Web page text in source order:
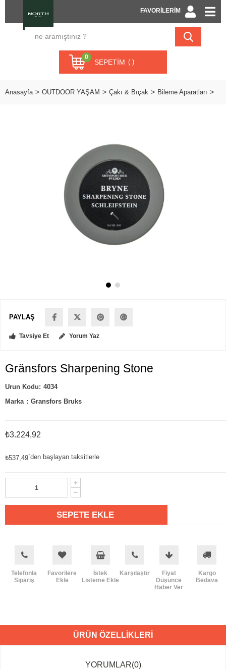
FAVORİLERİM
SEPETIM
0
Anasayfa OUTDOOR YAŞAM Çakı & Bıçak Bileme Aparatları
PAYLAŞ
Tavsiye Et Yorum Yaz
Gränsfors Sharpening Stone
4034
Marka : Gransfors Bruks
₺3.224,92
₺537,49`den başlayan taksitlerle
Telefonla
Sipariş
Favorilere
Ekle
İstek
Listeme Ekle
Karşılaştır
Fiyat
Düşünce
Haber Ver
Kargo
Bedava
ÜRÜN ÖZELLIKLERI
YORUMLAR(0)